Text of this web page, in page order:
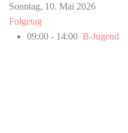
Sonntag, 10. Mai 2026
Folgetag
09:00 - 14:00 B-Jugend